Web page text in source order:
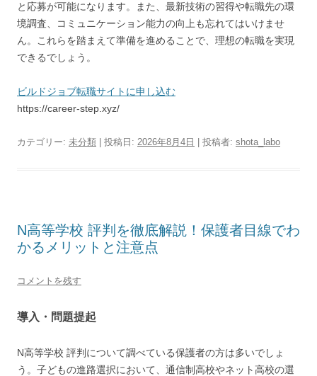
と応募が可能になります。また、最新技術の習得や転職先の環
境調査、コミュニケーション能力の向上も忘れてはいけませ
ん。これらを踏まえて準備を進めることで、理想の転職を実現
できるでしょう。
ビルドジョブ転職サイトに申し込む
https://career-step.xyz/
カテゴリー: 未分類 | 投稿日: 2026年8月4日 投稿者: shota_labo
N高等学校 評判を徹底解説！保護者目線でわ
かるメリットと注意点
コメントを残す
導入・問題提起
N高等学校 評判について調べている保護者の方は多いでしょ
う。子どもの進路選択において、通信制高校やネット高校の選